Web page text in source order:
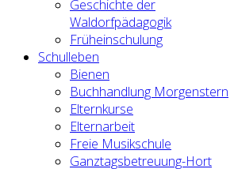
Geschichte der
Waldorfpädagogik
Früheinschulung
Schulleben
Bienen
Buchhandlung Morgenstern
Elternkurse
Elternarbeit
Freie Musikschule
Ganztagsbetreuung-Hort